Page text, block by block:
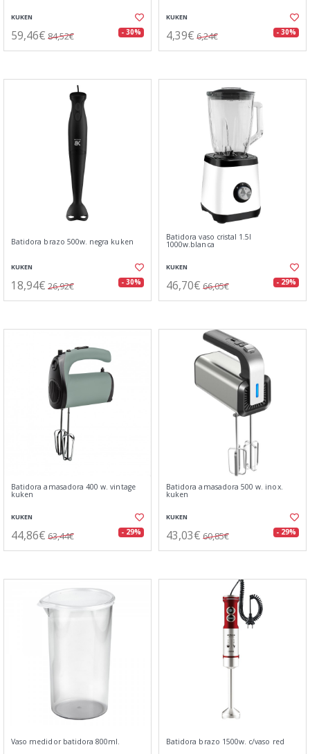
KUKEN
59,46€ 84,52€ - 30%
KUKEN
4,39€ 6,24€ - 30%
Batidora brazo 500w. negra kuken
KUKEN
18,94€ 26,92€ - 30%
Batidora vaso cristal 1.5l
1000w.blanca
KUKEN
46,70€ 66,05€ - 29%
Batidora amasadora 400 w. vintage
kuken
KUKEN
44,86€ 63,44€ - 29%
Batidora amasadora 500 w. inox.
kuken
KUKEN
43,03€ 60,85€ - 29%
Vaso medidor batidora 800ml. Batidora brazo 1500w. c/vaso red